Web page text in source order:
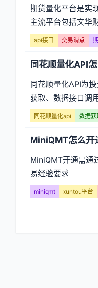
交
易
系
统】
文
章
表
第
期货量化平台是实
主流平台包括文华
api接口 交易滑点
同花顺量化API
同花顺量化API为
获取、数据接口调
同花顺量化api 数据获
MiniQMT怎么开
MiniQMT开通需通
易经验要求
miniqmt xuntou平台